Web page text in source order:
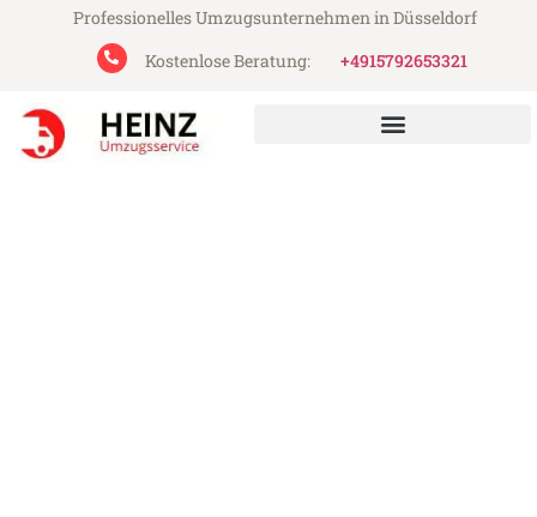
Professionelles Umzugsunternehmen in Düsseldorf
Kostenlose Beratung:
+4915792653321